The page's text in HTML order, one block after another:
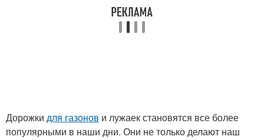
Дорожки для газонов и лужаек становятся все более
популярными в наши дни. Они не только делают наш